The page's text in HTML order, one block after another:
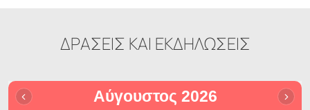
ΔΡΑΣΕΙΣ ΚΑΙ ΕΚΔΗΛΩΣΕΙΣ
Αύγουστος 2026